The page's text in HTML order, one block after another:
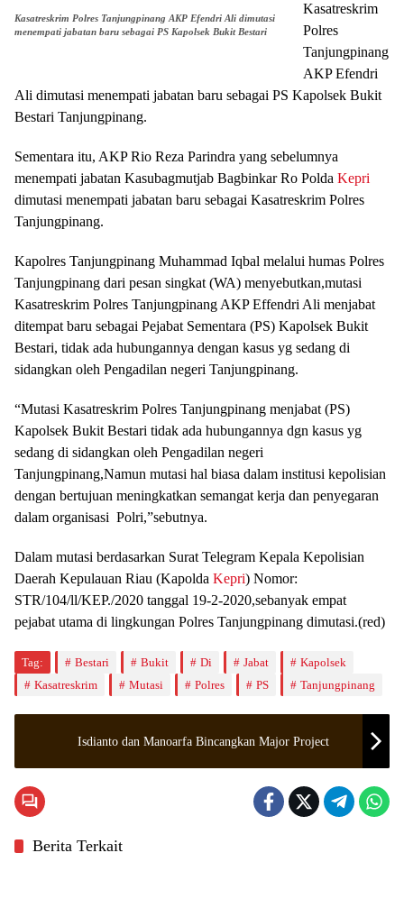
Kasatreskrim Polres Tanjungpinang AKP Efendri Ali dimutasi
menempati jabatan baru sebagai PS Kapolsek Bukit Bestari
Kasatreskrim
Polres
Tanjungpinang
AKP Efendri
Ali dimutasi menempati jabatan baru sebagai PS Kapolsek Bukit
Bestari Tanjungpinang.
Sementara itu, AKP Rio Reza Parindra yang sebelumnya
menempati jabatan Kasubagmutjab Bagbinkar Ro Polda Kepri
dimutasi menempati jabatan baru sebagai Kasatreskrim Polres
Tanjungpinang.
Kapolres Tanjungpinang Muhammad Iqbal melalui humas Polres
Tanjungpinang dari pesan singkat (WA) menyebutkan,mutasi
Kasatreskrim Polres Tanjungpinang AKP Effendri Ali menjabat
ditempat baru sebagai Pejabat Sementara (PS) Kapolsek Bukit
Bestari, tidak ada hubungannya dengan kasus yg sedang di
sidangkan oleh Pengadilan negeri Tanjungpinang.
“Mutasi Kasatreskrim Polres Tanjungpinang menjabat (PS)
Kapolsek Bukit Bestari tidak ada hubungannya dgn kasus yg
sedang di sidangkan oleh Pengadilan negeri
Tanjungpinang,Namun mutasi hal biasa dalam institusi kepolisian
dengan bertujuan meningkatkan semangat kerja dan penyegaran
dalam organisasi Polri,”sebutnya.
Dalam mutasi berdasarkan Surat Telegram Kepala Kepolisian
Daerah Kepulauan Riau (Kapolda Kepri) Nomor:
STR/104/ll/KEP./2020 tanggal 19-2-2020,sebanyak empat
pejabat utama di lingkungan Polres Tanjungpinang dimutasi.(red)
Tag: Bestari Bukit Di Jabat
Kapolsek
Kasatreskrim
Mutasi Polres PS Tanjungpinang
Isdianto dan Manoarfa Bincangkan Major Project
Berita Terkait